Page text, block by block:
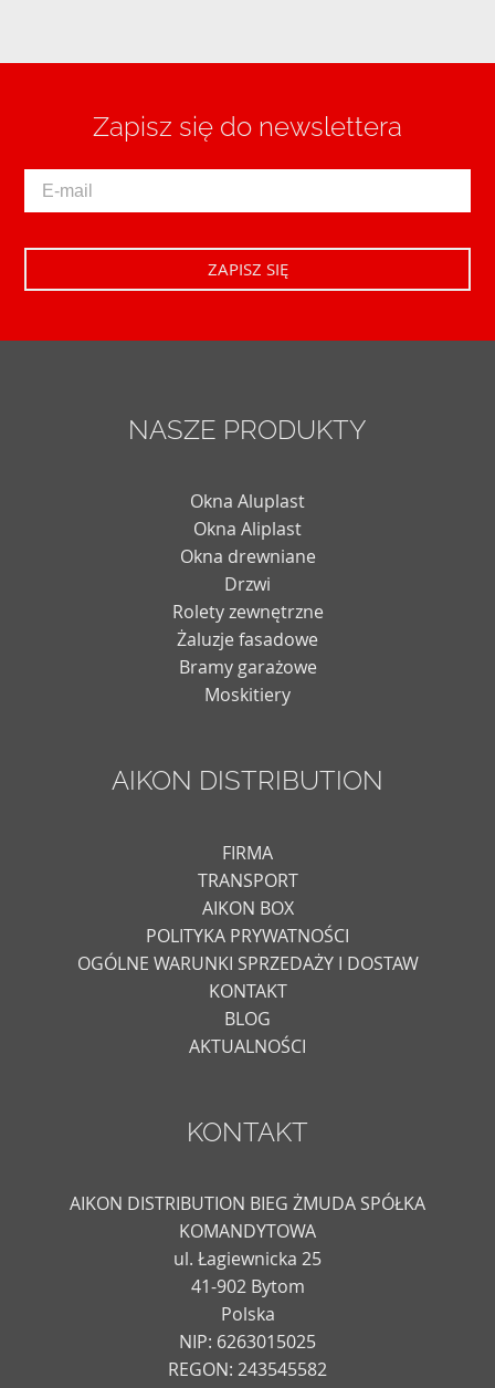
Zapisz się do newslettera
NASZE PRODUKTY
Okna Aluplast
Okna Aliplast
Okna drewniane
Drzwi
Rolety zewnętrzne
Żaluzje fasadowe
Bramy garażowe
Moskitiery
AIKON DISTRIBUTION
FIRMA
TRANSPORT
AIKON BOX
POLITYKA PRYWATNOŚCI
OGÓLNE WARUNKI SPRZEDAŻY I DOSTAW
KONTAKT
BLOG
AKTUALNOŚCI
KONTAKT
AIKON DISTRIBUTION BIEG ŻMUDA SPÓŁKA
KOMANDYTOWA
ul. Łagiewnicka 25
41-902 Bytom
Polska
NIP: 6263015025
REGON: 243545582